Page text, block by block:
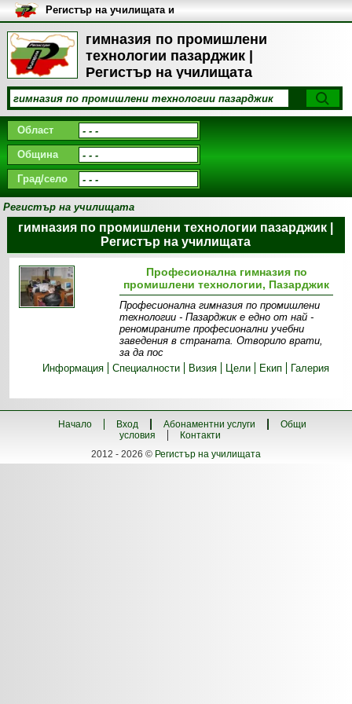
гимназия по промишлени
технологии пазарджик |
Регистър на училищата
Регистър на училищата и
университетите в България
Област
Община
Град/село
Регистър на училищата
гимназия по промишлени технологии пазарджик |
Регистър на училищата
Професионална гимназия по
промишлени технологии, Пазарджик
Професионална гимназия по промишлени
технологии - Пазарджик е едно от най -
реномираните професионални учебни
заведения в страната. Отворило врати,
за да пос
Информация
Специалности Визия Цели Екип Галерия
Начало Вход Абонаментни услуги
Общи
условия
Контакти
2012 - 2026 © Регистър на училищата